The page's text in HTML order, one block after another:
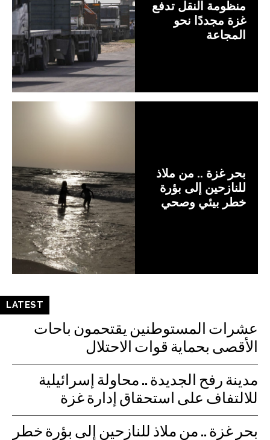
منظومة النقل تدفع
غزة مجددًا نحو
المجاعة
بحر غزة .. من ملاذ
للنازحين إلى بؤرة
خطر بيئي وصحي
LATEST
عشرات المستوطنين يقتحمون باحات
الأقصى بحماية قوات الاحتلال
مدينة رفح الجديدة .. محاولة إسرائيلية
للالتفاف على استحقاق إدارة غزة
بحر غزة .. من ملاذ للنازحين إلى بؤرة خطر